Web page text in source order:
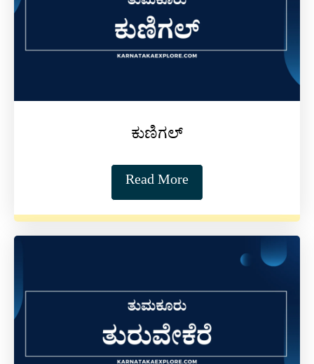
ಕುಣಿಗಲ್
Read More